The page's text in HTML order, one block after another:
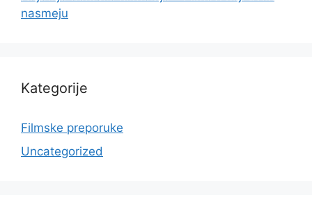
nasmeju
Kategorije
Filmske preporuke
Uncategorized